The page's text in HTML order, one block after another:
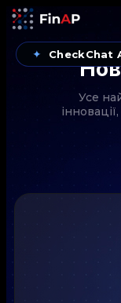
✦ CheckChat
Усе